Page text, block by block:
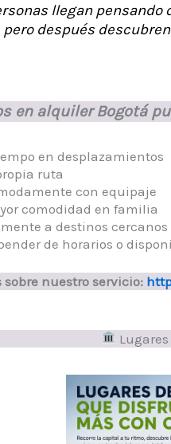
llegan
después
en alquiler Bogotá
en desplazamientos
ruta
con equipaje
comodidad en familia
a destinos cercanos
de horarios o
sobre nuestro servicio: